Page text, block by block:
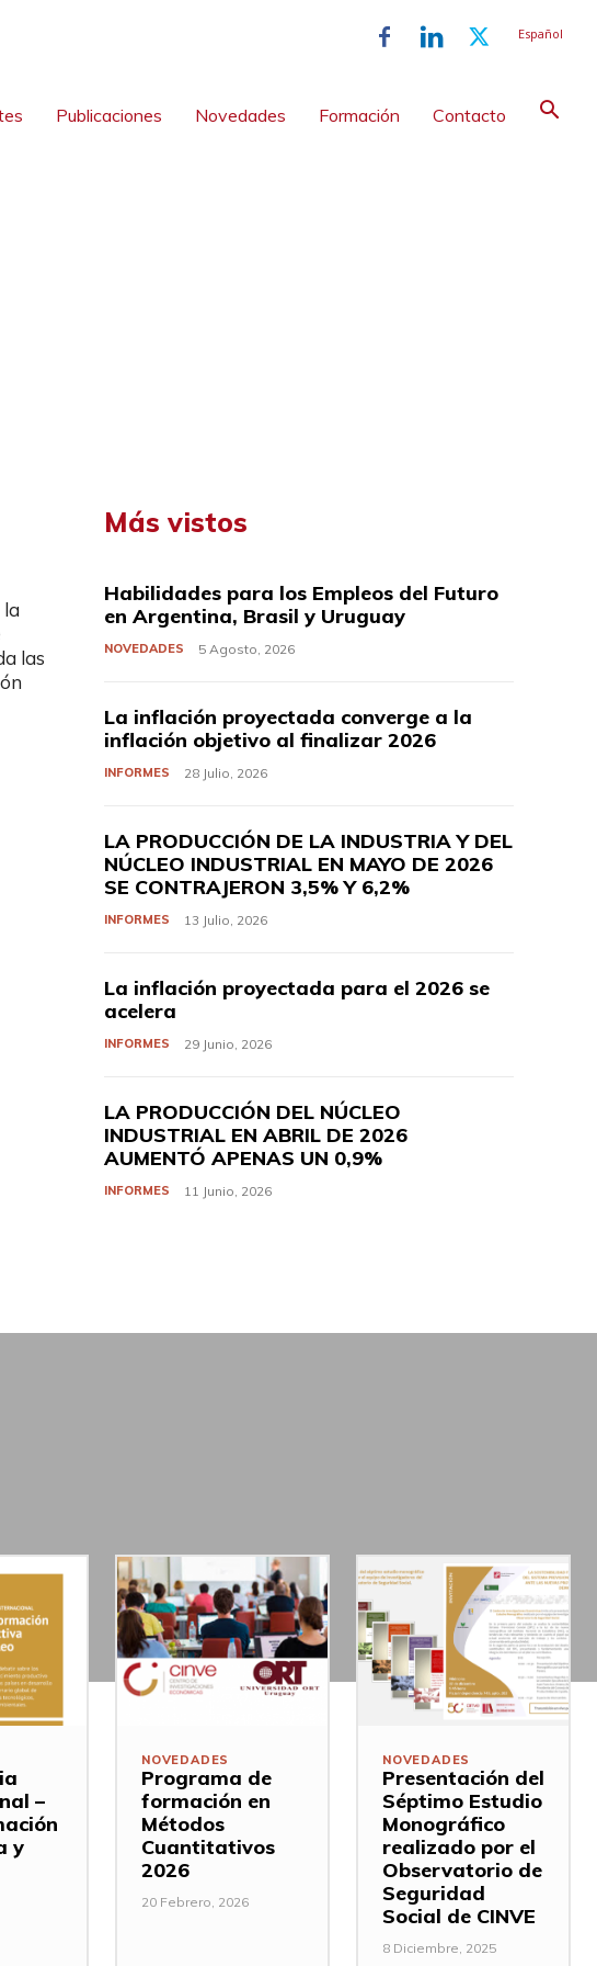
Español
Publicaciones Novedades Formación Contacto
las
Más vistos
Habilidades para los Empleos del Futuro
en Argentina, Brasil y Uruguay
NOVEDADES 5 Agosto, 2026
La inflación proyectada converge a la
inflación objetivo al finalizar 2026
INFORMES 28 Julio, 2026
LA PRODUCCIÓN DE LA INDUSTRIA Y DEL
NÚCLEO INDUSTRIAL EN MAYO DE 2026
SE CONTRAJERON 3,5% Y 6,2%
INFORMES 13 Julio, 2026
La inflación proyectada para el 2026 se
acelera
INFORMES 29 Junio, 2026
LA PRODUCCIÓN DEL NÚCLEO
INDUSTRIAL EN ABRIL DE 2026
AUMENTÓ APENAS UN 0,9%
INFORMES 11 Junio, 2026
–
y
NOVEDADES
Programa de
formación en
Métodos
Cuantitativos
2026
20 Febrero, 2026
NOVEDADES
Presentación del
Séptimo Estudio
Monográfico
realizado por el
Observatorio de
Seguridad
Social de CINVE
8 Diciembre, 2025